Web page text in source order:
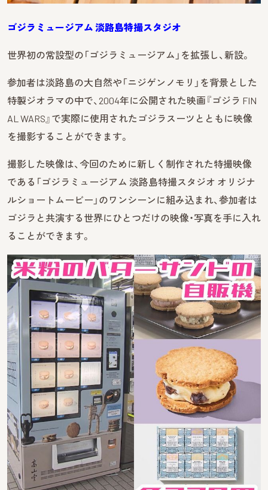
ゴジラミュージアム 淡路島特撮スタジオ
世界初の常設型の「ゴジラミュージアム」を拡張し、新設。
参加者は淡路島の大自然や「ニジゲンノモリ」を背景とした
特製ジオラマの中で、2004年に公開された映画『ゴジラ FIN
AL WARS』で実際に使用されたゴジラスーツとともに映像
を撮影することができます。
撮影した映像は、今回のために新しく制作された特撮映像
である「ゴジラミュージアム 淡路島特撮スタジオ オリジナ
ルショートムービー」のワンシーンに組み込まれ、参加者は
ゴジラと共演する世界にひとつだけの映像・写真を手に入れ
ることができます。